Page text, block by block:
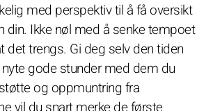
med perspektiv til å få oversikt
din. Ikke nøl med å senke tempoet
det trengs. Gi deg selv den tiden
gode stunder med dem du
og oppmuntring fra